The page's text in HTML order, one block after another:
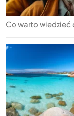
Co warto wiedzieć